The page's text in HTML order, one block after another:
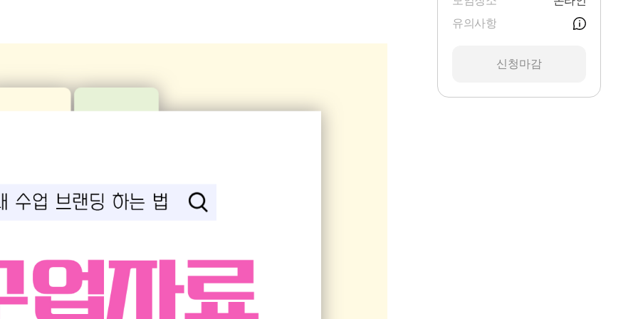
유의사항
신청마감